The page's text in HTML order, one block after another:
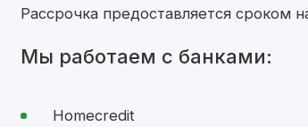
Рассрочка предоставляется сроком
Мы работаем с банками:
Homecredit